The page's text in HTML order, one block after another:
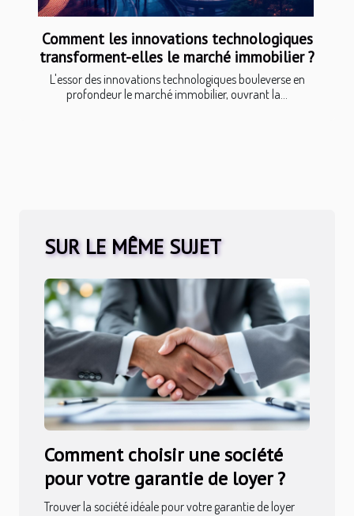
Comment les innovations technologiques
transforment-elles le marché immobilier ?
L'essor des innovations technologiques bouleverse en
profondeur le marché immobilier, ouvrant la...
SUR LE MÊME SUJET
Comment choisir une société
pour votre garantie de loyer ?
Trouver la société idéale pour votre garantie de loyer